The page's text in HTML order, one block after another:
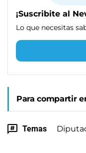
¡Suscribite al
Lo que necesitas
Para compartir
Temas